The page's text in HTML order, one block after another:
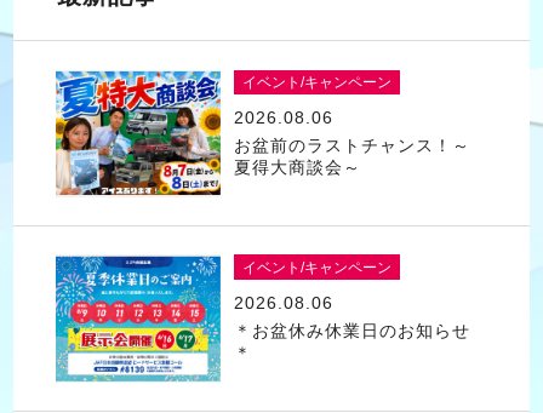
イベント/キャンペーン
2026.08.06
お盆前のラストチャンス！～
夏得大商談会～
イベント/キャンペーン
2026.08.06
＊お盆休み休業日のお知らせ
＊